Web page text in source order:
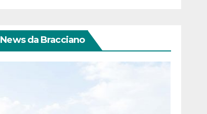
News da Bracciano